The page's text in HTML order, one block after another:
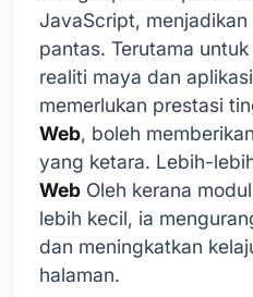
JavaScript,
pantas. Terutama
realiti maya dan
memerlukan prestasi
Web, boleh
yang ketara. Lebih-
Web Oleh kerana
lebih kecil, ia
dan meningkatkan
halaman.